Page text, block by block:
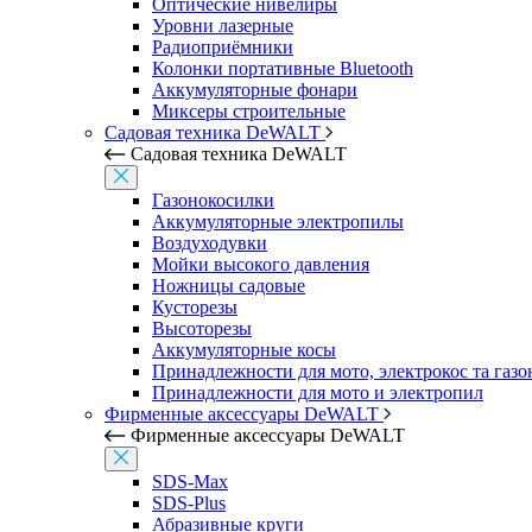
Оптические нивелиры
Уровни лазерные
Радиоприёмники
Колонки портативные Bluetooth
Аккумуляторные фонари
Миксеры строительные
Садовая техника DeWALT
Садовая техника DeWALT
Газонокосилки
Аккумуляторные электропилы
Воздуходувки
Мойки высокого давления
Ножницы садовые
Кусторезы
Высоторезы
Аккумуляторные косы
Принадлежности для мото, электрокос та
Принадлежности для мото и электропил
Фирменные аксессуары DeWALT
Фирменные аксессуары DeWALT
SDS-Max
SDS-Plus
Абразивные круги